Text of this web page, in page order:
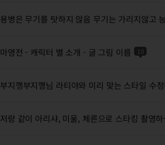
용병은 무기를 탓하지 않음 무기는 가리지않고
마영전 - 캐릭터 별 소개 - 글 그림 이름 10
부지깽부지깽님 라티야와 미리 맞는 스타일 수
저랑 같이 아리샤, 미울, 체른으로 스타킹 촬영